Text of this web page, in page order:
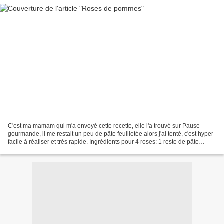
C'est ma mamam qui m'a envoyé cette recette, elle l'a trouvé sur Pause
gourmande, il me restait un peu de pâte feuilletée alors j'ai tenté, c'est hyper
facile à réaliser et très rapide. Ingrédients pour 4 roses: 1 reste de pâte